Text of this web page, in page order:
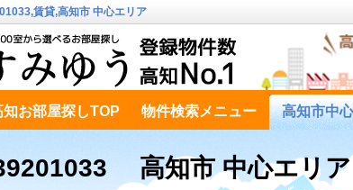
賃貸,高知市 中心エリア
知お部屋探しTOP 物件検索メニュー 高知市中
テキストデータ
高知市 中心エリア